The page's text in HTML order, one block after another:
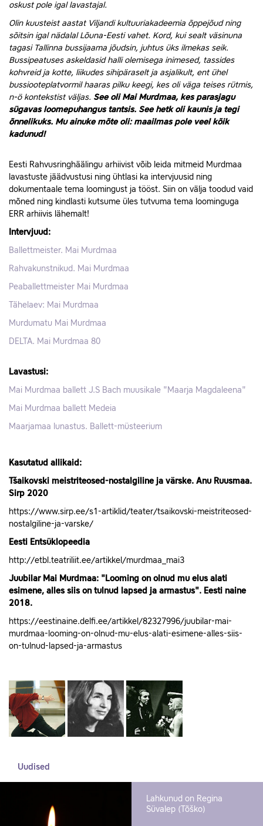
oskust pole igal lavastajal.
Olin kuusteist aastat Viljandi kultuuriakadeemia õppejõud ning
sõitsin igal nädalal Lõuna-Eesti vahet. Kord, kui sealt väsinuna
tagasi Tallinna bussijaama jõudsin, juhtus üks ilmekas seik.
Bussipeatuses askeldasid halli olemisega inimesed, tassides
kohvreid ja kotte, liikudes sihipäraselt ja asjalikult, ent ühel
bussiooteplatvormil haaras pilku keegi, kes oli väga teises rütmis,
n-ö kontekstist väljas. See oli Mai Murdmaa, kes parasjagu
sügavas loomepuhangus tantsis. See hetk oli kaunis ja tegi
õnnelikuks. Mu ainuke mõte oli: maailmas pole veel kõik
kadunud!
Eesti Rahvusringhäälingu arhiivist võib leida mitmeid Murdmaa
lavastuste jäädvustusi ning ühtlasi ka intervjuusid ning
dokumentaale tema loomingust ja tööst. Siin on välja toodud vaid
mõned ning kindlasti kutsume üles tutvuma tema loominguga
ERR arhiivis lähemalt!
Intervjuud:
Ballettmeister. Mai Murdmaa
Rahvakunstnikud. Mai Murdmaa
Peaballettmeister Mai Murdmaa
Tähelaev: Mai Murdmaa
Murdumatu Mai Murdmaa
DELTA. Mai Murdmaa 80
Lavastusi:
Mai Murdmaa ballett J.S Bach muusikale "Maarja Magdaleena"
Mai Murdmaa ballett Medeia
Maarjamaa lunastus. Ballett-müsteerium
Kasutatud allikaid:
Tšaikovski meistriteosed-nostalgiline ja värske. Anu Ruusmaa.
Sirp 2020
https://www.sirp.ee/s1-artiklid/teater/tsaikovski-meistriteosed-
nostalgiline-ja-varske/
Eesti Entsüklopeedia
http://etbl.teatriliit.ee/artikkel/murdmaa_mai3
Juubilar Mai Murdmaa: "Looming on olnud mu elus alati
esimene, alles siis on tulnud lapsed ja armastus". Eesti naine
2018.
https://eestinaine.delfi.ee/artikkel/82327996/juubilar-mai-
murdmaa-looming-on-olnud-mu-elus-alati-esimene-alles-siis-
on-tulnud-lapsed-ja-armastus
Uudised
Lahkunud on Regina
Süvalep (Tõško)